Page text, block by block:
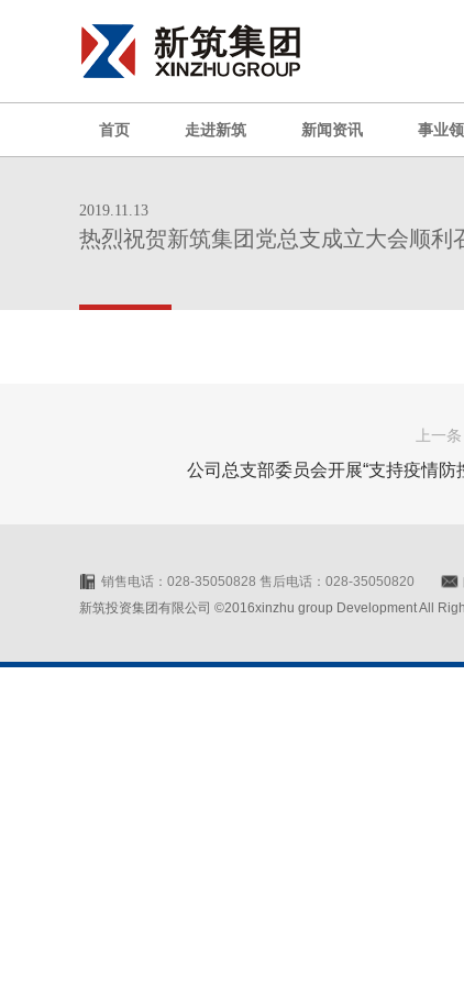
首页 走进新筑 新闻资讯 事业
2019.11.13
热烈祝贺新筑集团党总支成立大会顺利
上一条
公司总支部委员会开展“支持疫情防
销售电话：028-35050828 售后电话：028-35050820
新筑投资集团有限公司 ©2016xinzhu group Development All